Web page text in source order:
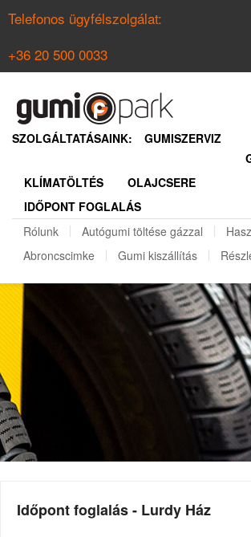
Telefonos ügyfélszolgálat:
+36 20 500 0033
NYÁRI GUMI KERESŐ
REGISZTRÁCIÓ
SZOLGÁLTATÁSAINK:
GUMISZERVIZ
KLÍMATÖLTÉS
OLAJCSERE
IDŐPONT FOGLALÁS
Rólunk
Autógumi töltése gázzal
Abroncscimke
Gumi kiszállítás
Időpont foglalás - Lurdy Ház